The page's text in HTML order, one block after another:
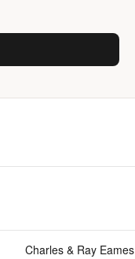
Charles & Ray Eames